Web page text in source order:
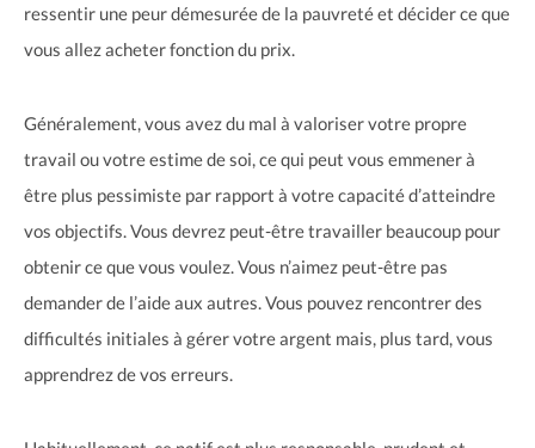
ressentir une peur démesurée de la pauvreté et décider ce que
vous allez acheter fonction du prix.
Généralement, vous avez du mal à valoriser votre propre
travail ou votre estime de soi, ce qui peut vous emmener à
être plus pessimiste par rapport à votre capacité d’atteindre
vos objectifs. Vous devrez peut-être travailler beaucoup pour
obtenir ce que vous voulez. Vous n’aimez peut-être pas
demander de l’aide aux autres. Vous pouvez rencontrer des
difficultés initiales à gérer votre argent mais, plus tard, vous
apprendrez de vos erreurs.